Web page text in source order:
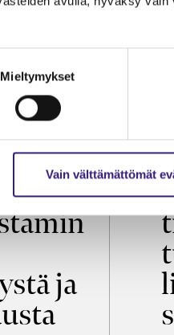
Mieltymykset
Vain välttämättömät
ja
ja